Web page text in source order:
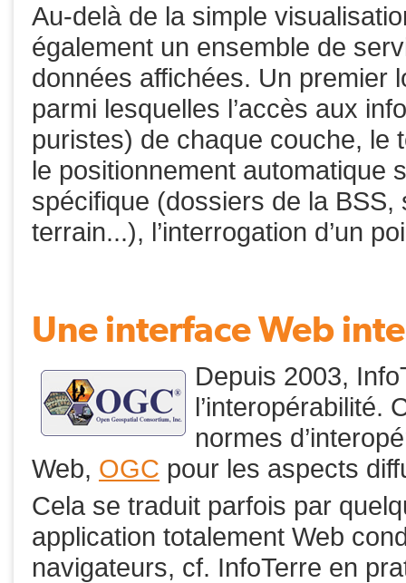
Au-delà de la simple
également un ensemble de
données affichées. Un premier
parmi lesquelles l’accès aux
puristes) de chaque couche, le
le positionnement automatique
spécifique (dossiers de la
terrain...), l’interrogation d’un
Une interface Web
Depuis 2003,
l’interopérabilité.
normes
Web, OGC pour les aspects
Cela se traduit parfois par
application totalement Web
navigateurs, cf. InfoTerre en